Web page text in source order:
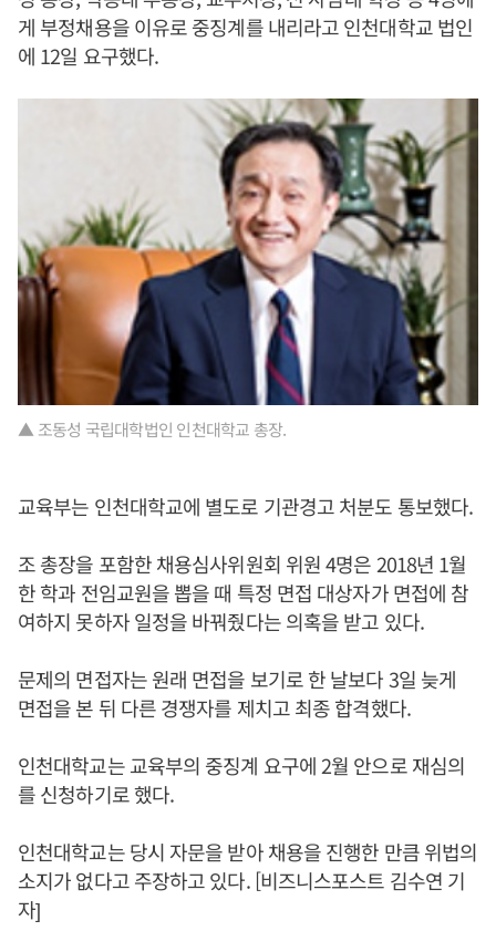
게 부정채용을 이유로 중징계를 내리라고 인천대학교 법인
에 12일 요구했다.
▲ 조동성 국립대학법인 인천대학교 총장.
교육부는 인천대학교에 별도로 기관경고 처분도 통보했다.
조 총장을 포함한 채용심사위원회 위원 4명은 2018년 1월
한 학과 전임교원을 뽑을 때 특정 면접 대상자가 면접에 참
여하지 못하자 일정을 바꿔줬다는 의혹을 받고 있다.
문제의 면접자는 원래 면접을 보기로 한 날보다 3일 늦게
면접을 본 뒤 다른 경쟁자를 제치고 최종 합격했다.
인천대학교는 교육부의 중징계 요구에 2월 안으로 재심의
를 신청하기로 했다.
인천대학교는 당시 자문을 받아 채용을 진행한 만큼 위법의
소지가 없다고 주장하고 있다. [비즈니스포스트 김수연 기
자]